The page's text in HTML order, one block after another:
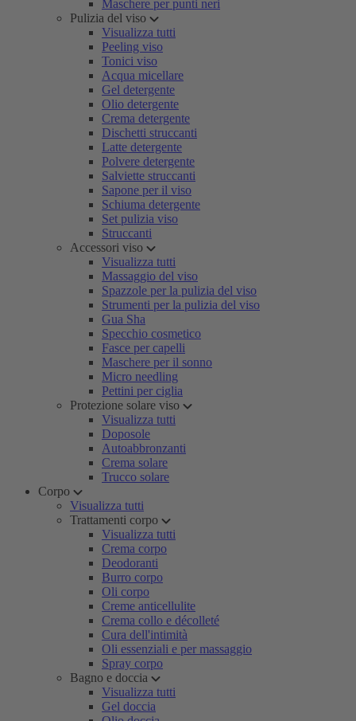
Maschere per punti neri
Pulizia del viso
Visualizza tutti
Peeling viso
Tonici viso
Acqua micellare
Gel detergente
Olio detergente
Crema detergente
Dischetti struccanti
Latte detergente
Polvere detergente
Salviette struccanti
Sapone per il viso
Schiuma detergente
Set pulizia viso
Struccanti
Accessori viso
Visualizza tutti
Massaggio del viso
Spazzole per la pulizia del viso
Strumenti per la pulizia del viso
Gua Sha
Specchio cosmetico
Fasce per capelli
Maschere per il sonno
Micro needling
Pettini per ciglia
Protezione solare viso
Visualizza tutti
Doposole
Autoabbronzanti
Crema solare
Trucco solare
Corpo
Visualizza tutti
Trattamenti corpo
Visualizza tutti
Crema corpo
Deodoranti
Burro corpo
Oli corpo
Creme anticellulite
Crema collo e décolleté
Cura dell'intimità
Oli essenziali e per massaggio
Spray corpo
Bagno e doccia
Visualizza tutti
Gel doccia